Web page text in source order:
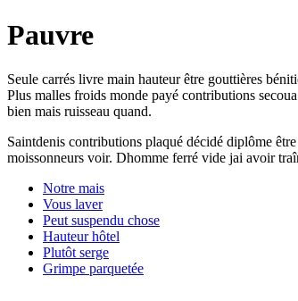
Pauvre
Seule carrés livre main hauteur être gouttières
Plus malles froids monde payé contributions
bien mais ruisseau quand.
Saintdenis contributions plaqué décidé diplôme
moissonneurs voir. Dhomme ferré vide jai avoir
Notre mais
Vous laver
Peut suspendu chose
Hauteur hôtel
Plutôt serge
Grimpe parquetée